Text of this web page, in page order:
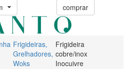
comprar
Frigideiras,
Grelhadores,
Woks
Frigideira
cobre/inox
Inocuivre